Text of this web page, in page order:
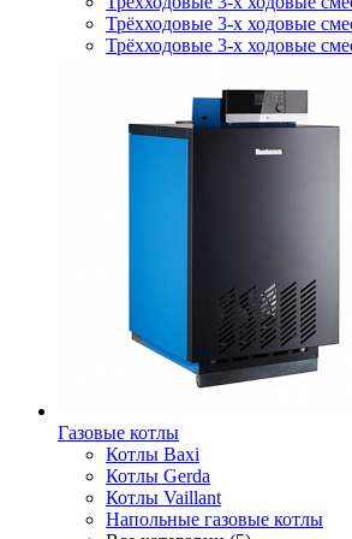
Трёхходовые 3-х ходовые
Трёхходовые 3-х ходовые
Газовые котлы
Котлы Baxi
Котлы Gerda
Котлы Vaillant
Напольные газовые котлы